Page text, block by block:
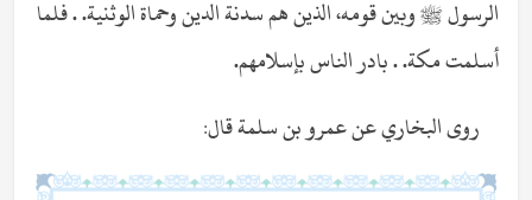
الرسول ﷺ وبين قومه، الذين هم سدنة الدين وحماة الوثنية. . فلما
أسلمت مكة. . بادر الناس بإسلامهم.
روى البخاري عن عمرو بن سلمة قال: